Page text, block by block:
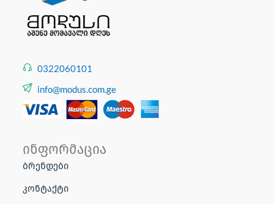
0322060101
info@modus.com.ge
ინფორმაცია
ბრენდები
კონტაქტი